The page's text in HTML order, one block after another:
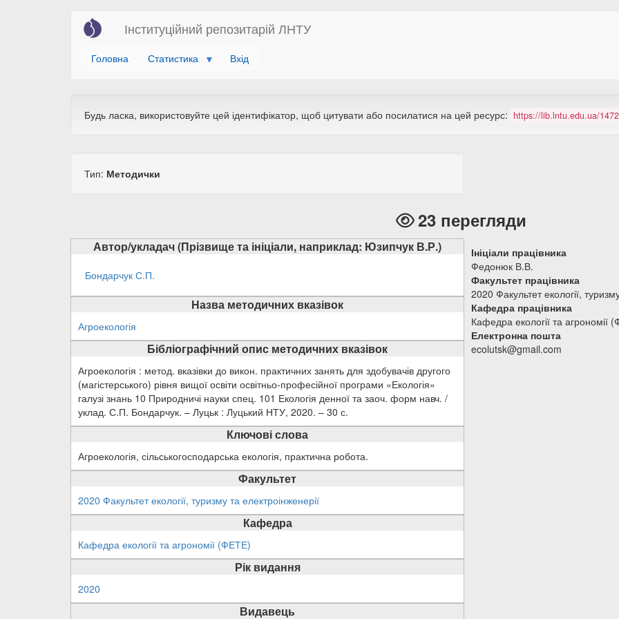
Інституційний репозитарій ЛНТУ
Головна Статистика Вхід
Будь ласка, використовуйте цей ідентифікатор, щоб цитувати або посилатися на цей ресурс: https://lib.lntu.edu.ua/
Тип: Методички
23 перегляди
Автор/укладач (Прізвище та ініціали, наприклад: Юзипчук В.Р.)
Бондарчук С.П.
Назва методичних вказівок
Агроекологія
Бібліографічний опис методичних вказівок
Агроекологія : метод. вказівки до викон. практичних занять для здобувачів другого
(магістерського) рівня вищої освіти освітньо-професійної програми «Екологія»
галузі знань 10 Природничі науки спец. 101 Екологія денної та заоч. форм навч. /
уклад. С.П. Бондарчук. – Луцьк : Луцький НТУ, 2020. – 30 с.
Ключові слова
Агроекологія, сільськогосподарська екологія, практична робота.
Факультет
2020 Факультет екології, туризму та електроінженерії
Кафедра
Кафедра екології та агрономії (ФЕТЕ)
Рік видання
2020
Видавець
Ініціали працівника
Федонюк В.В.
Факультет працівника
2020 Факультет екології,
Кафедра працівника
Кафедра екології та агрономії
Електронна пошта
ecolutsk@gmail.com